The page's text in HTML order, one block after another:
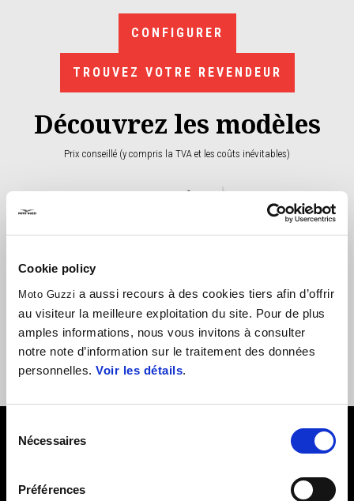
Cookie policy
Moto Guzzi a aussi recours à des cookies tiers afin d’offrir
au visiteur la meilleure exploitation du site. Pour de plus
amples informations, nous vous invitons à consulter
notre note d’information sur le traitement des données
personnelles. Voir les détails.
Nécessaires
Préférences
CONFIGURER
TROUVEZ VOTRE REVENDEUR
Découvrez les modèles
Prix conseillé (y compris la TVA et les coûts inévitables)
Duecento Tributo
Stelvio Duecento Tributo
€ 18.900